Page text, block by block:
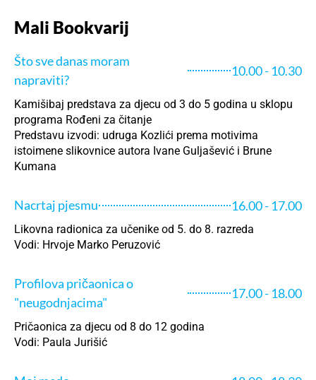
Mali Bookvarij
Što sve danas moram
napraviti?
10.00 - 10.30
Kamišibaj predstava za djecu od 3 do 5 godina u sklopu
programa Rođeni za čitanje
Predstavu izvodi: udruga Kozlići prema motivima
istoimene slikovnice autora Ivane Guljašević i Brune
Kumana
Nacrtaj pjesmu 16.00 - 17.00
Likovna radionica za učenike od 5. do 8. razreda
Vodi: Hrvoje Marko Peruzović
Profilova pričaonica o
"neugodnjacima"
17.00 - 18.00
Pričaonica za djecu od 8 do 12 godina
Vodi: Paula Jurišić